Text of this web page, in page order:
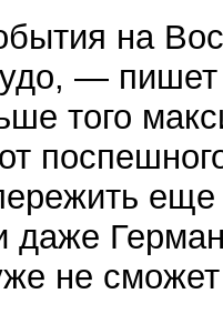
на
— пишет
того
не